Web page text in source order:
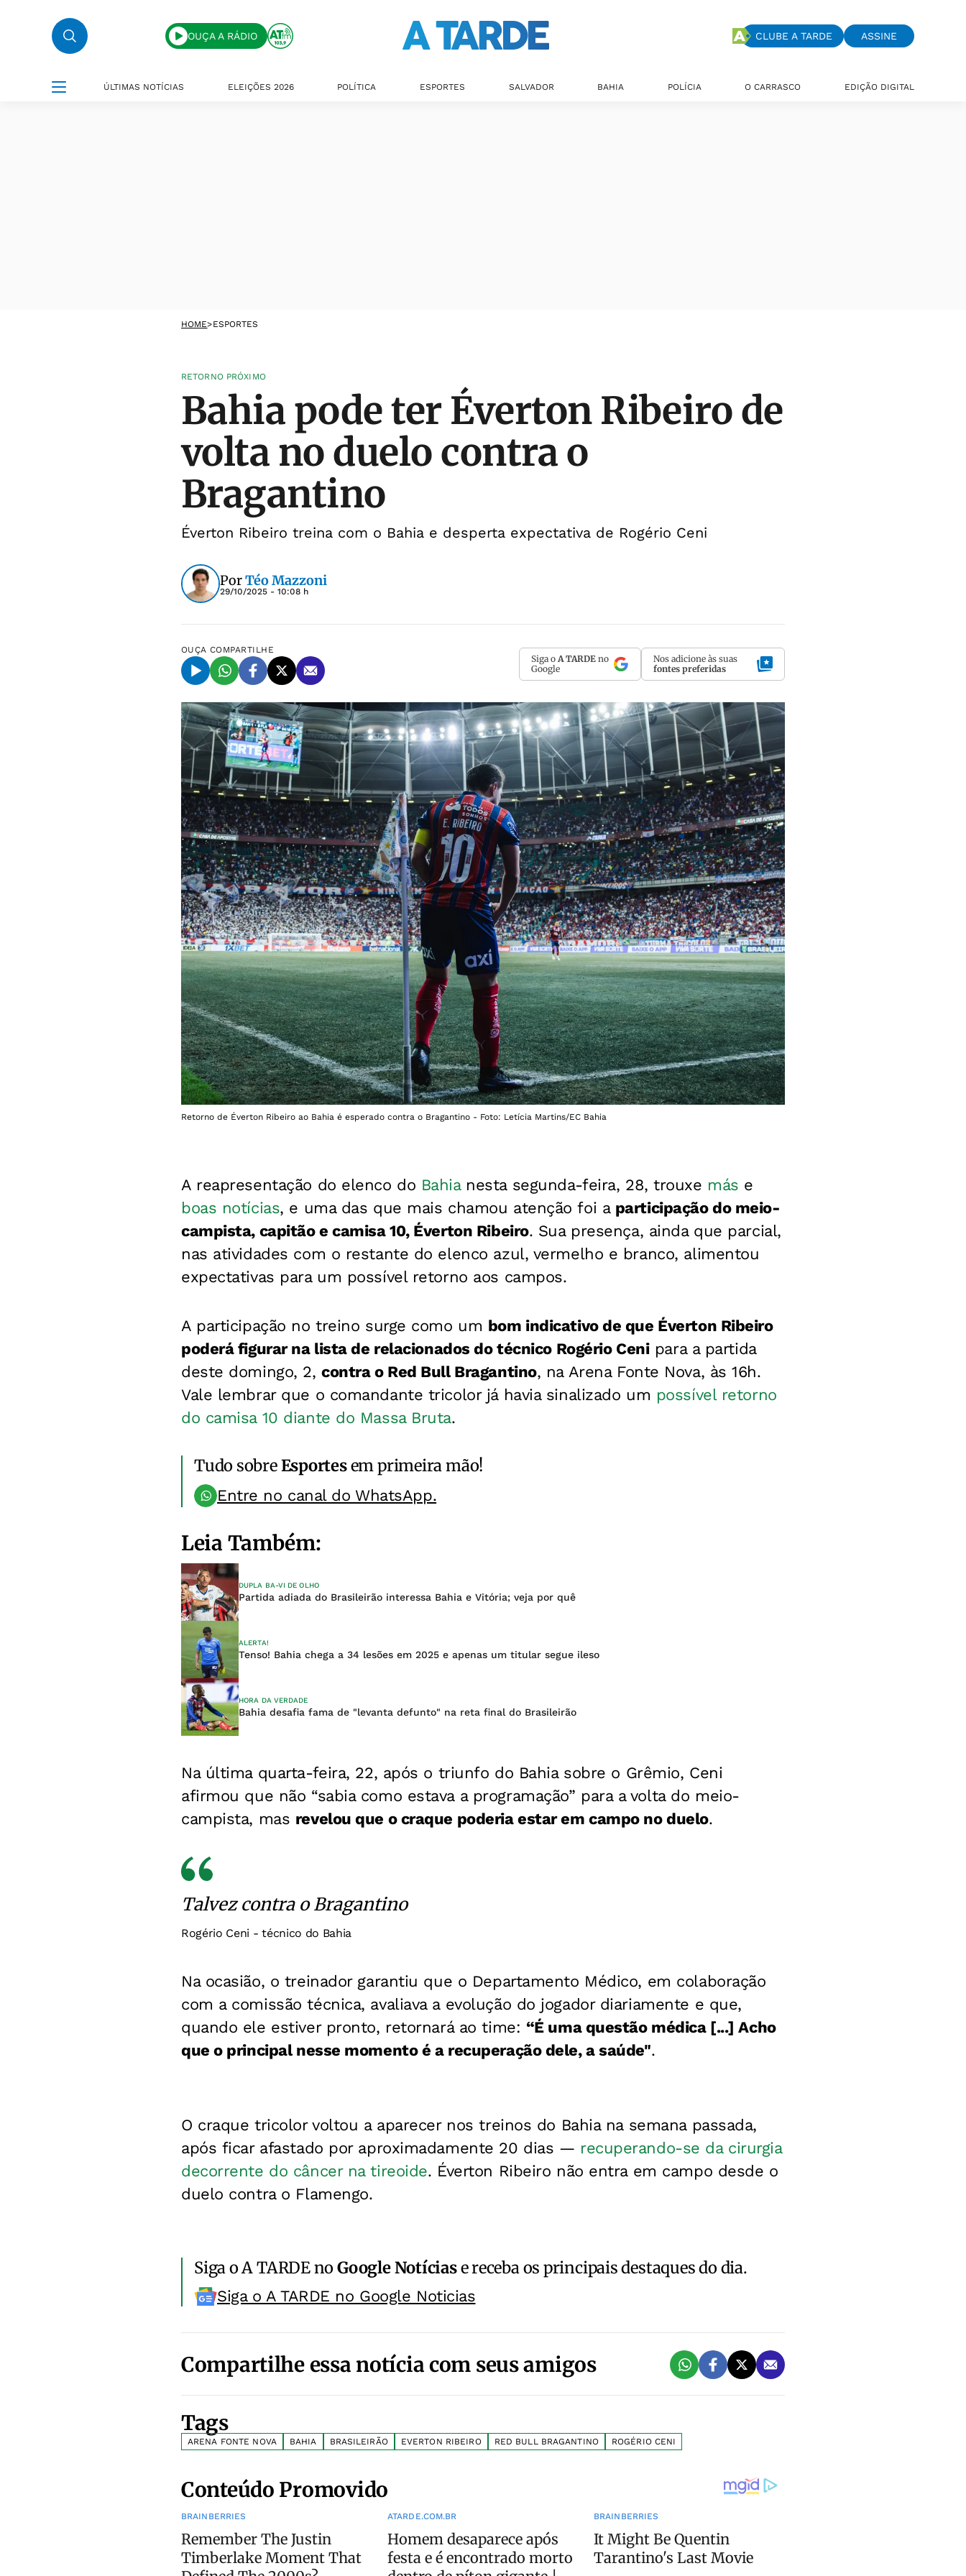
OUÇA A RÁDIO CLUBE A TARDE ASSINE
ÚLTIMAS NOTÍCIAS ELEIÇÕES 2026 POLÍTICA ESPORTES SALVADOR BAHIA POLÍCIA O CARRASCO EDIÇÃO DIGITAL
HOME>ESPORTES
RETORNO PRÓXIMO
Bahia pode ter Éverton Ribeiro de
volta no duelo contra o
Bragantino
Éverton Ribeiro treina com o Bahia e desperta expectativa de Rogério Ceni
PorTéo Mazzoni
29/10/2025 - 10:08 h
OUÇA COMPARTILHE
Siga o A TARDE no
Google
Nos adicione às suas
fontes preferidas
Retorno de Éverton Ribeiro ao Bahia é esperado contra o Bragantino - Foto: Letícia Martins/EC Bahia
A reapresentação do elenco do Bahianesta segunda-feira, 28, trouxe más e
boas notícias, e uma das que mais chamou atenção foi a participação do meio-
campista, capitão e camisa 10, Éverton Ribeiro. Sua presença, ainda que parcial,
nas atividades com o restante do elenco azul, vermelho e branco, alimentou
expectativas para um possível retorno aos campos.
A participação no treino surge como um bom indicativo de que Éverton Ribeiro
poderá figurar na lista de relacionados do técnico Rogério Cenipara a partida
deste domingo, 2,contra o Red Bull Bragantino, na Arena Fonte Nova, às 16h.
Vale lembrar que o comandante tricolor já havia sinalizado um possível retorno
do camisa 10 diante do Massa Bruta.
Tudo sobreEsportesem primeira mão!
Entre no canal do WhatsApp.
Leia Também:
DUPLA BA-VI DE OLHO
Partida adiada do Brasileirão interessa Bahia e Vitória; veja por quê
ALERTA!
Tenso! Bahia chega a 34 lesões em 2025 e apenas um titular segue ileso
HORA DA VERDADE
Bahia desafia fama de "levanta defunto" na reta final do Brasileirão
Na última quarta-feira, 22, após o triunfo do Bahia sobre o Grêmio, Ceni
afirmou que não “sabia como estava a programação” para a volta do meio-
campista, mas revelou que o craque poderia estar em campo no duelo.
Talvez contra o Bragantino
Rogério Ceni - técnico do Bahia
Na ocasião, o treinador garantiu que o Departamento Médico, em colaboração
com a comissão técnica, avaliava a evolução do jogador diariamente e que,
quando ele estiver pronto, retornará ao time: “É uma questão médica [...] Acho
que o principal nesse momento é a recuperação dele, a saúde".
O craque tricolor voltou a aparecer nos treinos do Bahia na semana passada,
após ficar afastado por aproximadamente 20 dias — recuperando-se da cirurgia
decorrente do câncer na tireoide. Éverton Ribeiro não entra em campo desde o
duelo contra o Flamengo.
Siga o A TARDE noGoogle Notíciase receba os principais destaques do dia.
Siga o A TARDE no Google Noticias
Compartilhe essa notícia com seus amigos
Tags
ARENA FONTE NOVA BAHIA BRASILEIRÃO EVERTON RIBEIRO RED BULL BRAGANTINO ROGÉRIO CENI